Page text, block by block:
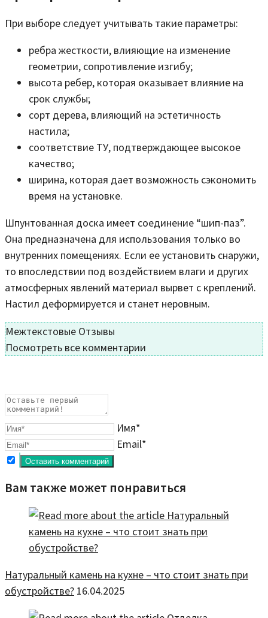
При выборе следует учитывать такие параметры:
ребра жесткости, влияющие на изменение
геометрии, сопротивление изгибу;
высота ребер, которая оказывает влияние на
срок службы;
сорт дерева, влияющий на эстетичность
настила;
соответствие ТУ, подтверждающее высокое
качество;
ширина, которая дает возможность сэкономить
время на установке.
Шпунтованная доска имеет соединение “шип-паз”.
Она предназначена для использования только во
внутренних помещениях. Если ее установить снаружи,
то впоследствии под воздействием влаги и других
атмосферных явлений материал вырвет с креплений.
Настил деформируется и станет неровным.
Межтекстовые Отзывы
Посмотреть все комментарии
Имя*
Email*
Вам также может понравиться
Натуральный камень на кухне – что стоит знать при
обустройстве? 16.04.2025